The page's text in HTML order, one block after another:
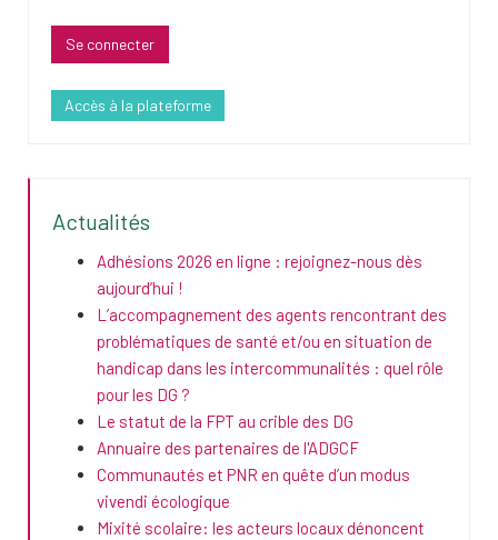
Accès à la plateforme
Actualités
Adhésions 2026 en ligne : rejoignez-nous dès
aujourd’hui !
L’accompagnement des agents rencontrant des
problématiques de santé et/ou en situation de
handicap dans les intercommunalités : quel rôle
pour les DG ?
Le statut de la FPT au crible des DG
Annuaire des partenaires de l'ADGCF
Communautés et PNR en quête d’un modus
vivendi écologique
Mixité scolaire: les acteurs locaux dénoncent